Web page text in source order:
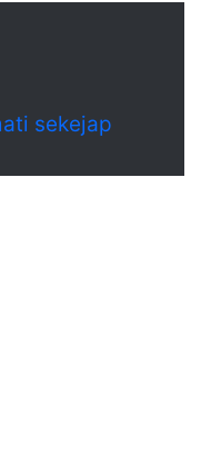
sekejap